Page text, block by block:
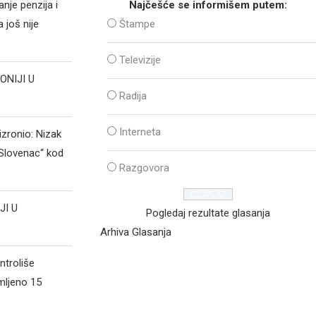
penzija i
još nije
U
Nizak
kod
U
15
Najčešće se informišem putem:
Štampe
Televizije
Radija
Interneta
Razgovora
Pogledaj rezultate glasanja
Arhiva Glasanja